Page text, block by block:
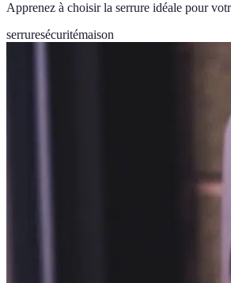
Apprenez à choisir la serrure idéale pour
serruresécuritémaison